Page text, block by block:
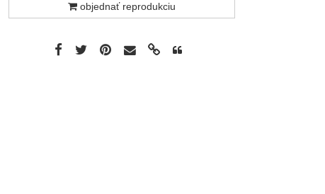
objednať reprodukciu